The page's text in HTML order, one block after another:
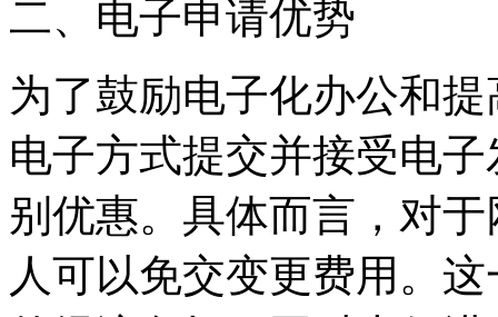
二、电子申请优势
为了鼓励电子化办公和
电子方式提交并接受电
别优惠。具体而言，对
人可以免交变更费用。